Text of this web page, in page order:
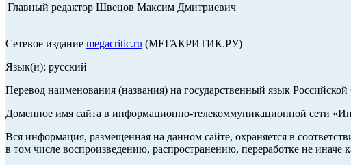
Главный редактор Швецов Максим Дмитриевич
Сетевое издание megacritic.ru (МЕГАКРИТИК.РУ)
Язык(и): русский
Перевод наименования (названия) на государственный язык
Доменное имя сайта в информационно-телекоммуникационной сети
Вся информация, размещенная на данном сайте, охраняется в
в том числе воспроизведению, распространению, переработке не иначе